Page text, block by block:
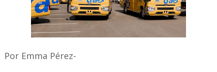
Por Emma Pérez-